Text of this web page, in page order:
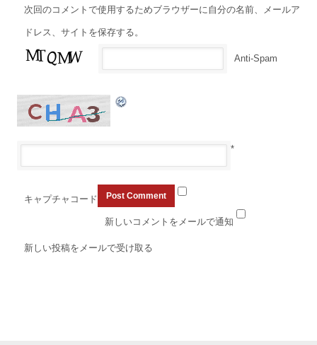
次回のコメントで使用するためブラウザーに自分の名前、メールア
ドレス、サイトを保存する。
Anti-Spam
キャプチャコード
*
新しいコメントをメールで通知
新しい投稿をメールで受け取る